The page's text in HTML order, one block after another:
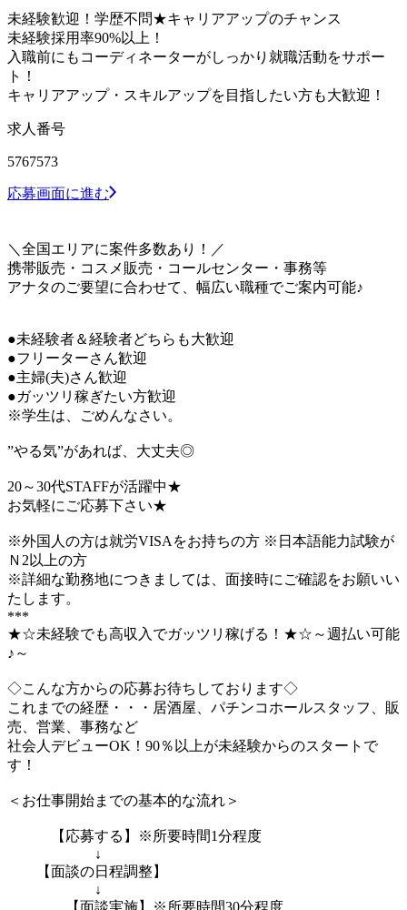
未経験歓迎！学歴不問★キャリアアップのチャンス
未経験採用率90%以上！
入職前にもコーディネーターがしっかり就職活動をサポー
ト！
キャリアアップ・スキルアップを目指したい方も大歓迎！
求人番号
5767573
応募画面に進む
＼全国エリアに案件多数あり！／
携帯販売・コスメ販売・コールセンター・事務等
アナタのご要望に合わせて、幅広い職種でご案内可能♪
●未経験者＆経験者どちらも大歓迎
●フリーターさん歓迎
●主婦(夫)さん歓迎
●ガッツリ稼ぎたい方歓迎
※学生は、ごめんなさい。
”やる気”があれば、大丈夫◎
20～30代STAFFが活躍中★
お気軽にご応募下さい★
※外国人の方は就労VISAをお持ちの方 ※日本語能力試験が
Ｎ2以上の方
※詳細な勤務地につきましては、面接時にご確認をお願いい
たします。
***
★☆未経験でも高収入でガッツリ稼げる！★☆～週払い可能
♪～
◇こんな方からの応募お待ちしております◇
これまでの経歴・・・居酒屋、パチンコホールスタッフ、販
売、営業、事務など
社会人デビューOK！90％以上が未経験からのスタートで
す！
＜お仕事開始までの基本的な流れ＞
【応募する】※所要時間1分程度
↓
【面談の日程調整】
↓
【面談実施】※所要時間30分程度